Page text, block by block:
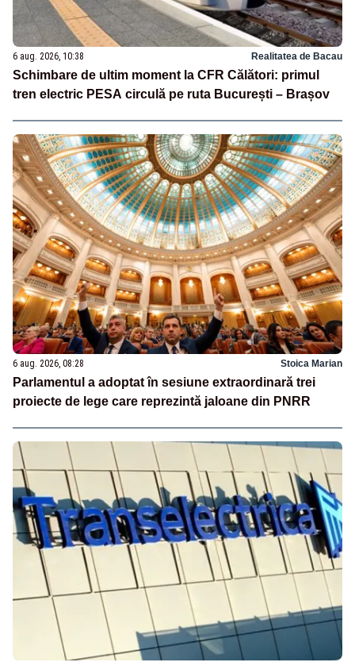
6 aug. 2026, 10:38 Realitatea de Bacau
Schimbare de ultim moment la CFR Călători: primul
tren electric PESA circulă pe ruta București – Brașov
6 aug. 2026, 08:28 Stoica Marian
Parlamentul a adoptat în sesiune extraordinară trei
proiecte de lege care reprezintă jaloane din PNRR